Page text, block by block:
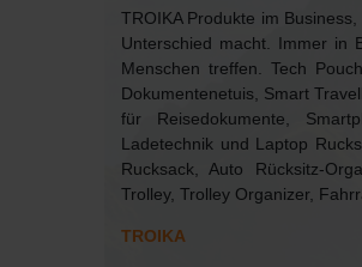
TROIKA Produkte im
Unterschied macht. Immer in
Menschen treffen. Tech
Dokumentenetuis, Smart
für Reisedokumente,
Ladetechnik und Laptop
Rucksack, Auto Rücksitz-
Trolley, Trolley Organizer,
TROIKA